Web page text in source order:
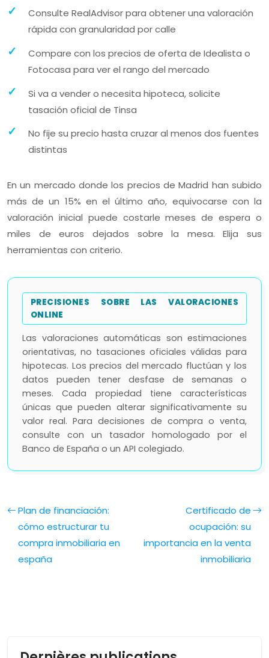
Consulte RealAdvisor para obtener una valoración
rápida con granularidad por calle
Compare con los precios de oferta de Idealista o
Fotocasa para ver el rango del mercado
Si va a vender o necesita hipoteca, solicite
tasación oficial de Tinsa
No fije su precio hasta cruzar al menos dos fuentes
distintas
En un mercado donde los precios de Madrid han subido
más de un 15% en el último año, equivocarse con la
valoración inicial puede costarle meses de espera o
miles de euros dejados sobre la mesa. Elija sus
herramientas con criterio.
PRECISIONES SOBRE LAS VALORACIONES
ONLINE
Las valoraciones automáticas son estimaciones
orientativas, no tasaciones oficiales válidas para
hipotecas. Los precios del mercado fluctúan y los
datos pueden tener desfase de semanas o
meses. Cada propiedad tiene características
únicas que pueden alterar significativamente su
valor real. Para decisiones de compra o venta,
consulte con un tasador homologado por el
Banco de España o un API colegiado.
Plan de financiación:
cómo estructurar tu
compra inmobiliaria en
españa
Certificado de
ocupación: su
importancia en la venta
inmobiliaria